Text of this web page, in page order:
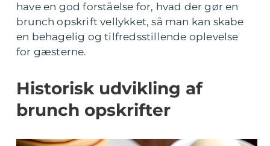
have en god forståelse for, hvad der gør en
brunch opskrift vellykket, så man kan skabe
en behagelig og tilfredsstillende oplevelse
for gæsterne.
Historisk udvikling af
brunch opskrifter